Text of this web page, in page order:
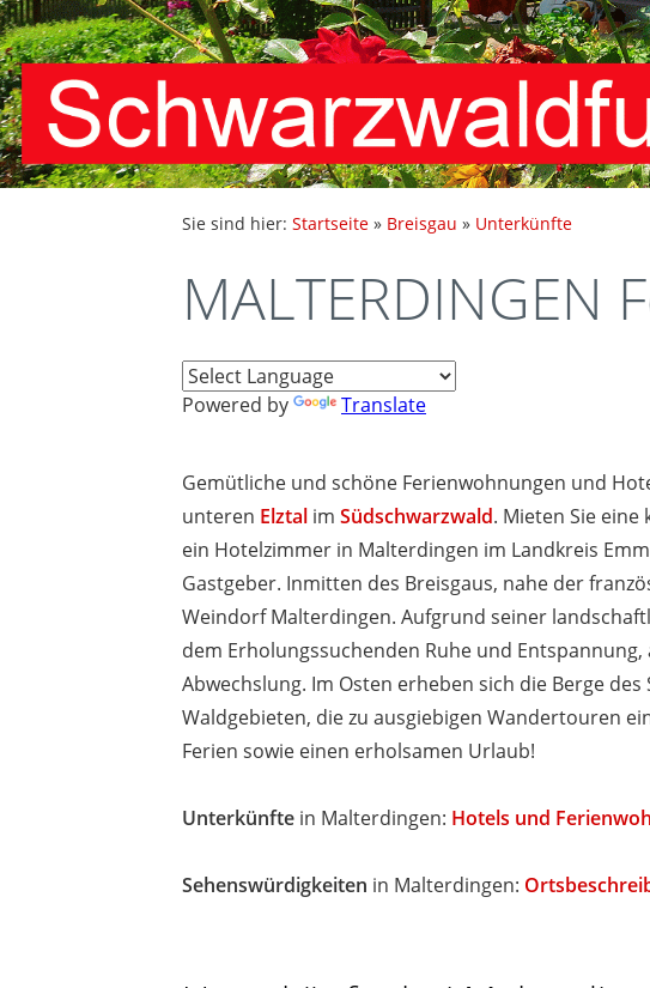
Sie sind hier: Startseite » Breisgau » Unterkünfte
Powered by Translate
Gemütliche und schöne Ferienwohnungen und
unteren Elztal im Südschwarzwald. Mieten Sie
ein Hotelzimmer in Malterdingen im Landkreis
Gastgeber. Inmitten des Breisgaus, nahe der
Weindorf Malterdingen. Aufgrund seiner
dem Erholungssuchenden Ruhe und
Abwechslung. Im Osten erheben sich die Berge
Waldgebieten, die zu ausgiebigen Wandertouren
Ferien sowie einen erholsamen Urlaub!
Unterkünfte in Malterdingen: Hotels und
Sehenswürdigkeiten in Malterdingen: